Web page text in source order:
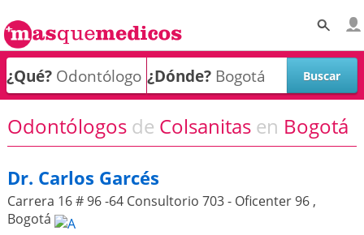
¿Qué? ¿Dónde?
Odontólogos de Colsanitas en Bogotá
Dr. Carlos Garcés
Carrera 16 # 96 -64 Consultorio 703 - Oficenter 96 ,
Bogotá